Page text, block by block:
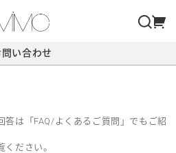
問い合わせ
答は「FAQ/よくあるご質問」でもご紹
ださい。